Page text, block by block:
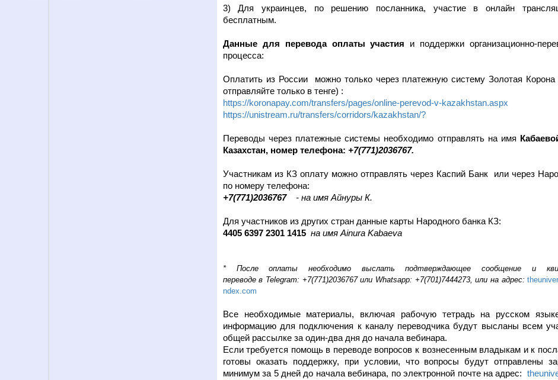
3) Для украинцев, по решению посланника, участие в онлайн
бесплатным.
Данные для перевода оплаты участия и поддержки организационно-
процесса:
Оплатить из России можно только через платежную систему Золотая Корона
отправляйте только в тенге) :
https://koronapay.com/transfers/pages/online-perevod-v-kazakhstan.aspx
https://unistream.ru/transfers/corridors/kazakhstan/?
Переводы через платежные системы необходимо отправлять на имя
Казахстан, номер телефона: +7(771)2036767.
Участникам из КЗ оплату можно отправлять через Каспий Банк или через
по номеру телефона:
+7(771)2036767- на имя Айнуры К.
Для участников из других стран данные карты Народного банка КЗ:
4405 6397 2301 1415 на имяAinura Kabaeva
* После оплаты необходимо выслать подтверждающее сообщение и
переводе в Telegram: +7(771)2036767 или Whatsapp: +7(701)7444273, или на адрес:
ndex.com
Все необходимые материалы, включая рабочую тетрадь на русском
информацию для подключения к каналу переводчика будут высланы всем
общей рассылке за один-два дня до начала вебинара.
Если требуется помощь в переводе вопросов к вознесенным владыкам и к
готовы оказать поддержку, при условии, что вопросы будут отправлены
минимум за 5 дней до начала вебинара, по электронной почте на адрес: